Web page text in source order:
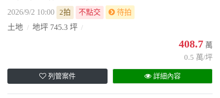
2026/9/2 10:00 2拍 不點交 待拍
土地 地坪 745.3 坪
408.7 萬
0.5 萬/坪
列管案件 詳細內容